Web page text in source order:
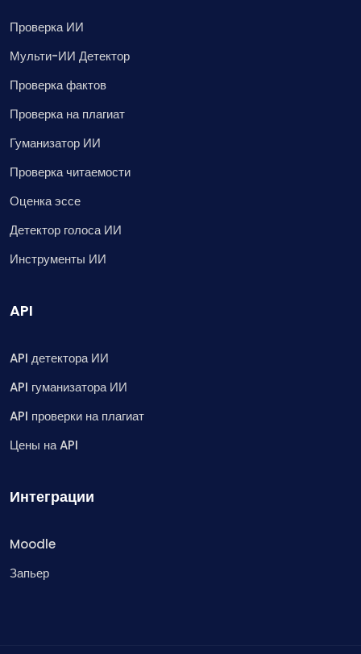
Проверка ИИ
Мульти-ИИ Детектор
Проверка фактов
Проверка на плагиат
Гуманизатор ИИ
Проверка читаемости
Оценка эссе
Детектор голоса ИИ
Инструменты ИИ
API
API детектора ИИ
API гуманизатора ИИ
API проверки на плагиат
Цены на API
Интеграции
Moodle
Запьер